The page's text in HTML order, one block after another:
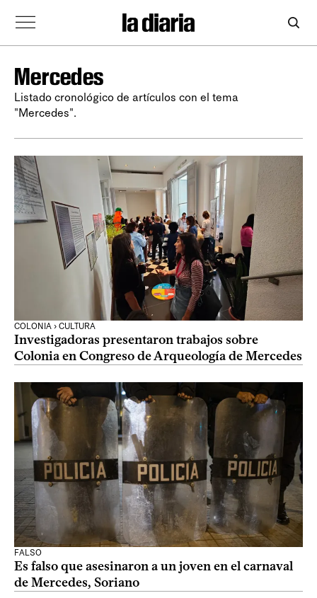
Mercedes
Listado cronológico de artículos con el tema
"Mercedes".
COLONIA › CULTURA
Investigadoras presentaron trabajos sobre
Colonia en Congreso de Arqueología de Mercedes
FALSO
Es falso que asesinaron a un joven en el carnaval
de Mercedes, Soriano